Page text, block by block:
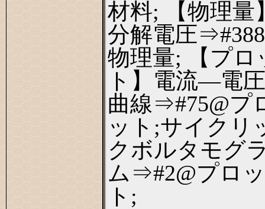
材料; 【物理量
分解電圧
物理量; 【プロ
ト】電流―電圧
曲線⇒#75@プ
ット;サイクリ
クボルタモグ
ム⇒#2@プロッ
ト;